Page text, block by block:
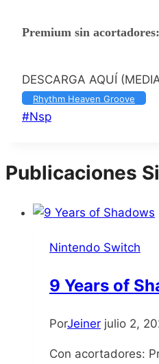
Premium sin acortadores:
DESCARGA AQUÍ
Rhythm Heaven Groove
Etiquetas
entrada:
#Nsp
Publicaciones
Nintendo Switch
9 Years of
PorJeiner julio 2,
Con acortadores: